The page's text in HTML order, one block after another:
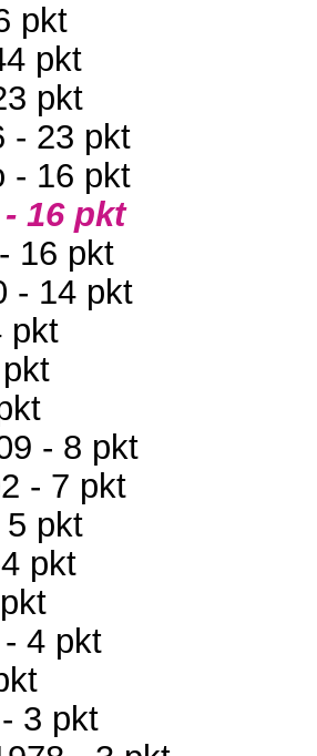
pkt
pkt
pkt
- 23 pkt
- 16 pkt
16 pkt
16 pkt
- 14 pkt
pkt
- 8 pkt
- 7 pkt
pkt
pkt
4 pkt
3 pkt